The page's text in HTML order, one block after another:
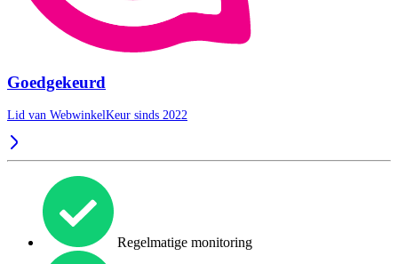
Goedgekeurd
Lid van WebwinkelKeur sinds 2022
Regelmatige monitoring